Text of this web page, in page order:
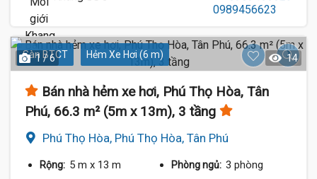
Sàn BTCT Hẻm Xe Hơi (6 m)
1 / 6 14
Bán nhà hẻm xe hơi, Phú Thọ Hòa, Tân
Phú, 66.3 m² (5m x 13m), 3 tầng
Phú Thọ Hòa, Phú Thọ Hòa, Tân Phú
Rộng: 5 m x 13 m Phòng ngủ: 3 phòng